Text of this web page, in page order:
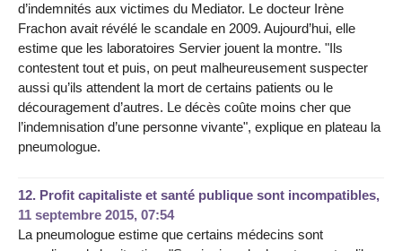
d’indemnités aux victimes du Mediator. Le docteur Irène
Frachon avait révélé le scandale en 2009. Aujourd’hui, elle
estime que les laboratoires Servier jouent la montre. "Ils
contestent tout et puis, on peut malheureusement suspecter
aussi qu’ils attendent la mort de certains patients ou le
découragement d’autres. Le décès coûte moins cher que
l’indemnisation d’une personne vivante", explique en plateau la
pneumologue.
12. Profit capitaliste et santé publique sont incompatibles,
11 septembre 2015, 07:54
La pneumologue estime que certains médecins sont